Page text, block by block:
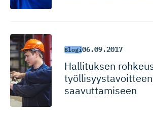
Blogi06.09.2017
Hallituksen
työllisyys­ta­voitteen
saavuttamiseen